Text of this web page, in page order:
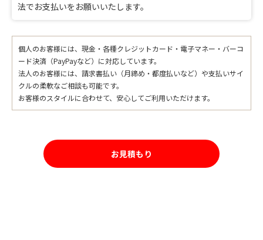
法でお支払いをお願いいたします。
個人のお客様には、現金・各種クレジットカード・電子マネー・バーコ
ード決済（PayPayなど）に対応しています。
法人のお客様には、請求書払い（月締め・都度払いなど）や支払いサイ
クルの柔軟なご相談も可能です。
お客様のスタイルに合わせて、安心してご利用いただけます。
お見積もり